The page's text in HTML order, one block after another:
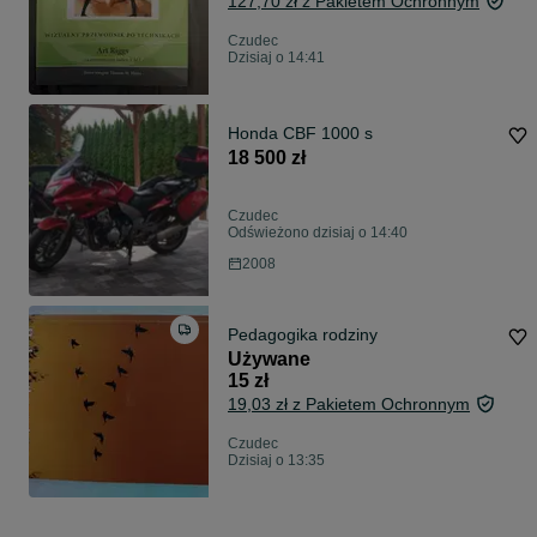
Czudec
Dzisiaj o 14:41
Honda CBF 1000 s
18 500 zł
Czudec
Odświeżono dzisiaj o 14:40
2008
Pedagogika rodziny
Używane
15 zł
19,03 zł z Pakietem Ochronnym
Czudec
Dzisiaj o 13:35